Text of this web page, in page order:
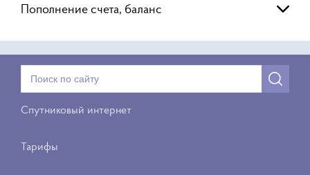
Пополнение счета, баланс
Спутниковый интернет
Тарифы